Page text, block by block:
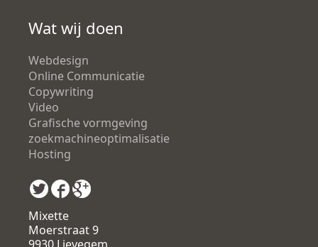
Wat wij doen
Webdesign
Online Communicatie
Copywriting
Video
Grafische vormgeving
zoekmachineoptimalisatie
Hosting
Mixette
Moerstraat 9